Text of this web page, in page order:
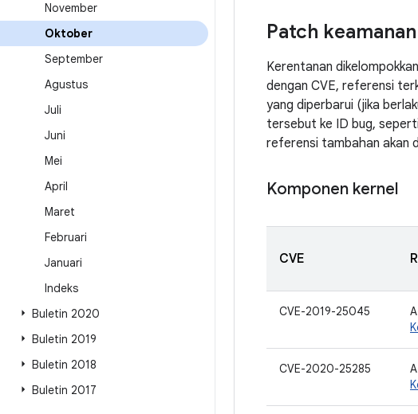
November
Oktober
September
Agustus
Juli
Juni
Mei
April
Maret
Februari
Januari
Indeks
Buletin 2020
Buletin 2019
Buletin 2018
Buletin 2017
Patch keamanan
Kerentanan
dengan CVE, referensi
yang diperbarui (jika
tersebut ke ID bug,
referensi tambahan akan
Komponen kernel
CVE
CVE-2019-25045
CVE-2020-25285